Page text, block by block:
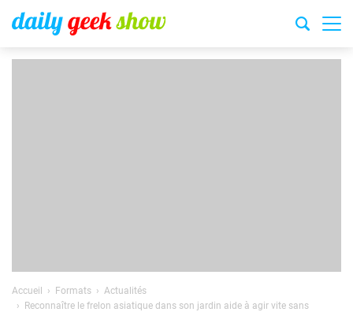
Accueil Formats
Actualités
Reconnaître le frelon asiatique dans son jardin aide à agir vite sans